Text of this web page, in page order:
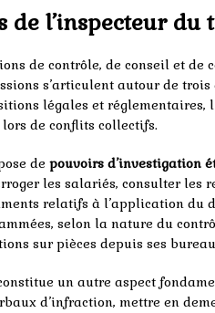
de l’inspecteur du
de contrôle, de conseil et de
s’articulent autour de
légales et réglementaires,
de conflits collectifs.
de pouvoirs d’investigation
les salariés, consulter les
relatifs à l’application du
selon la nature du
sur pièces depuis ses
un autre aspect
d’infraction, mettre en